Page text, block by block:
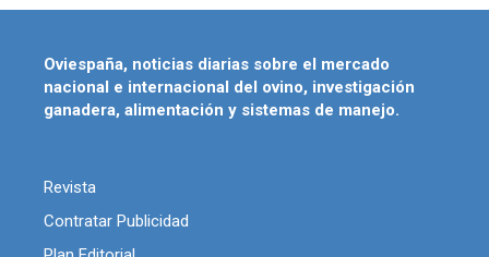
Oviespaña, noticias diarias sobre el mercado
nacional e internacional del ovino, investigación
ganadera, alimentación y sistemas de manejo.
Revista
Contratar Publicidad